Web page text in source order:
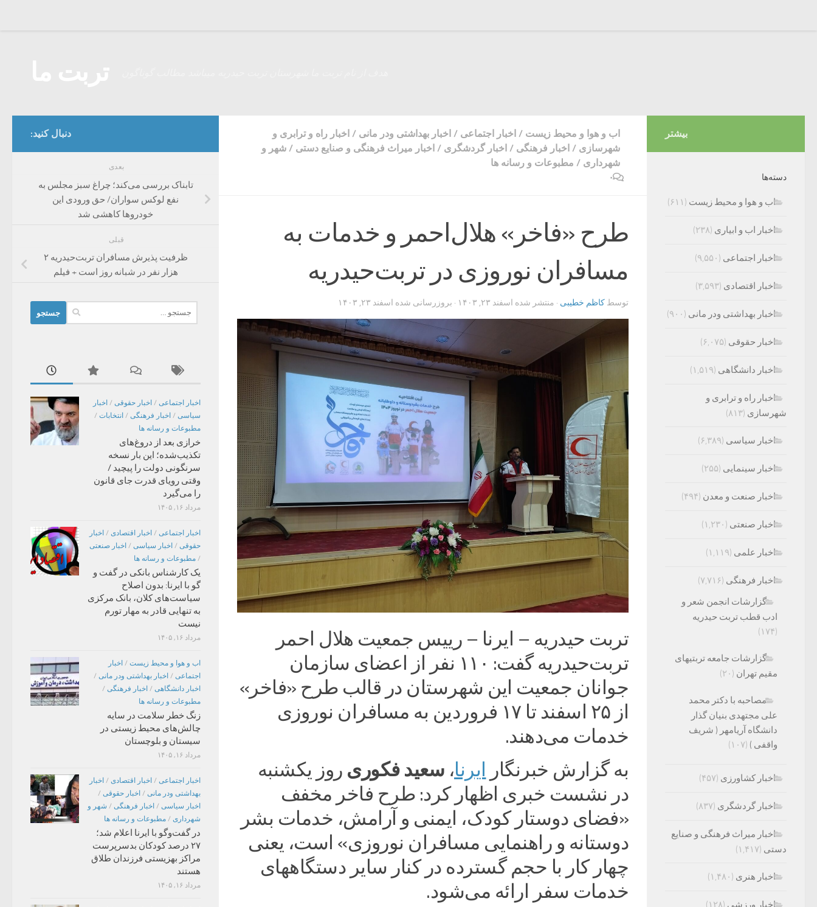
اب و هوا و محیط زیست / اخبار اجتماعی / اخبار بهداشتی ودر مانی / اخبار راه و ترابری و
شهرسازی / اخبار فرهنگی / اخبار گردشگری / اخبار میراث فرهنگی و صنایع دستی / شهر و
شهرداری / مطبوعات و رسانه ها
۰
طرح «فاخر» هلال‌احمر و خدمات به
مسافران نوروزی در تربت‌حیدریه
توسط کاظم خطیبی · منتشر شده اسفند ۲۳, ۱۴۰۳ · بروزرسانی شده اسفند ۲۳, ۱۴۰۳
تربت حیدریه – ایرنا – رییس جمعیت هلال احمر
تربت‌حیدریه گفت: ۱۱۰ نفر از اعضای سازمان
جوانان جمعیت این شهرستان در قالب طرح «فاخر»
از ۲۵ اسفند تا ۱۷ فروردین به مسافران نوروزی
خدمات می‌دهند.
به گزارش خبرنگار
ایرنا، سعید فکوری روز یکشنبه
در نشست خبری اظهار کرد: طرح فاخر مخفف
«فضای دوستار کودک، ایمنی و آرامش، خدمات بشر
دوستانه و راهنمایی مسافران نوروزی» است، یعنی
چهار کار با حجم گسترده در کنار سایر دستگاههای
خدمات سفر ارائه می‌شود.
دنبال کنید:
بعدی
تابناک بررسی می‌کند؛ چراغ سبز مجلس به
نفع لوکس سواران/ حق ورودی این
خودرو‌ها کاهشی شد
قبلی
ظرفیت پذیرش مسافران تربت‌حیدریه ۲
هزار نفر در شبانه‌ روز است + فیلم
برای:
اخبار اجتماعی / اخبار حقوقی / اخبار
سیاسی / اخبار فرهنگی / انتخابات /
مطبوعات و رسانه ها
خرازی بعد از دروغ‌های
تکذیب‌شده؛ این بار نسخه
سرنگونی دولت را پیچید /
وقتی رویای قدرت جای قانون
را می‌گیرد
مرداد ۱۶, ۱۴۰۵
اخبار اجتماعی / اخبار اقتصادی / اخبار
حقوقی / اخبار سیاسی / اخبار صنعتی
/ مطبوعات و رسانه ها
یک کارشناس بانکی در گفت و
گو با ایرنا: بدون اصلاح
سیاست‌های کلان، بانک مرکزی
به تنهایی قادر به مهار تورم
نیست
مرداد ۱۶, ۱۴۰۵
اب و هوا و محیط زیست / اخبار
اجتماعی / اخبار بهداشتی ودر مانی /
اخبار دانشگاهی / اخبار فرهنگی /
مطبوعات و رسانه ها
زنگ خطر سلامت در سایه
چالش‌های محیط زیستی در
سیستان و بلوچستان
مرداد ۱۶, ۱۴۰۵
اخبار اجتماعی / اخبار اقتصادی / اخبار
بهداشتی ودر مانی / اخبار حقوقی /
اخبار سیاسی / اخبار فرهنگی / شهر و
شهرداری / مطبوعات و رسانه ها
در گفت‌وگو با ایرنا اعلام شد؛
۲۷ درصد کودکان بدسرپرست
مراکز بهزیستی فرزندان طلاق
هستند
مرداد ۱۶, ۱۴۰۵
بیشتر
دسته‌ها
اب و هوا و محیط زیست (۶۱۱)
اخبار اب و ابیاری (۲۳۸)
اخبار اجتماعی (۹,۵۵۰)
اخبار اقتصادی (۳,۵۹۳)
اخبار بهداشتی ودر مانی (۹۰۰)
اخبار حقوقی (۶,۰۷۵)
اخبار دانشگاهی (۱,۵۱۹)
اخبار راه و ترابری و
شهرسازی (۸۱۳)
اخبار سیاسی (۶,۳۸۹)
اخبار سینمایی (۲۵۵)
اخبار صنعت و معدن (۴۹۴)
اخبار صنعتی (۱,۲۳۰)
اخبار علمی (۱,۱۱۹)
اخبار فرهنگی (۷,۷۱۶)
گزارشات انجمن شعر و
ادب قطب تربت حیدریه
(۱۷۴)
گزارشات جامعه تربتیهای
مقیم تهران (۲۰)
مصاحبه با دکتر محمد
علی مجتهدی بنیان گذار
دانشگاه آریامهر ( شریف
واقفی ) (۱۰۷)
اخبار کشاورزی (۴۵۷)
اخبار گردشگری (۸۳۷)
اخبار میراث فرهنگی و صنایع
دستی (۱,۴۱۷)
اخبار هنری (۱,۴۸۰)
اخبار ورزشی (۱۲۸)